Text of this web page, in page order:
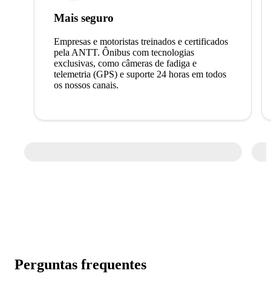
Mais seguro
Empresas e motoristas treinados e certificados
pela ANTT. Ônibus com tecnologias
exclusivas, como câmeras de fadiga e
telemetria (GPS) e suporte 24 horas em todos
os nossos canais.
Perguntas frequentes